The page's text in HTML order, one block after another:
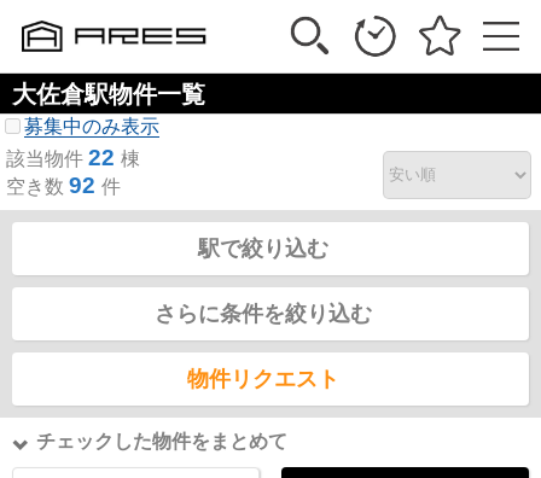
大佐倉駅物件一覧
募集中のみ表示
該当物件 22 棟
空き数 92 件
駅で絞り込む
さらに条件を絞り込む
物件リクエスト
チェックした物件をまとめて